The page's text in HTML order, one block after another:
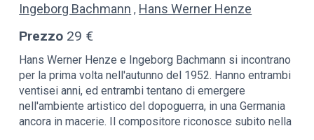
Ingeborg Bachmann Hans Werner Henze
Prezzo 29 €
Hans Werner Henze e Ingeborg Bachmann si incontrano
per la prima volta nell'autunno del 1952. Hanno entrambi
ventisei anni, ed entrambi tentano di emergere
nell'ambiente artistico del dopoguerra, in una Germania
ancora in macerie. Il compositore riconosce subito nella